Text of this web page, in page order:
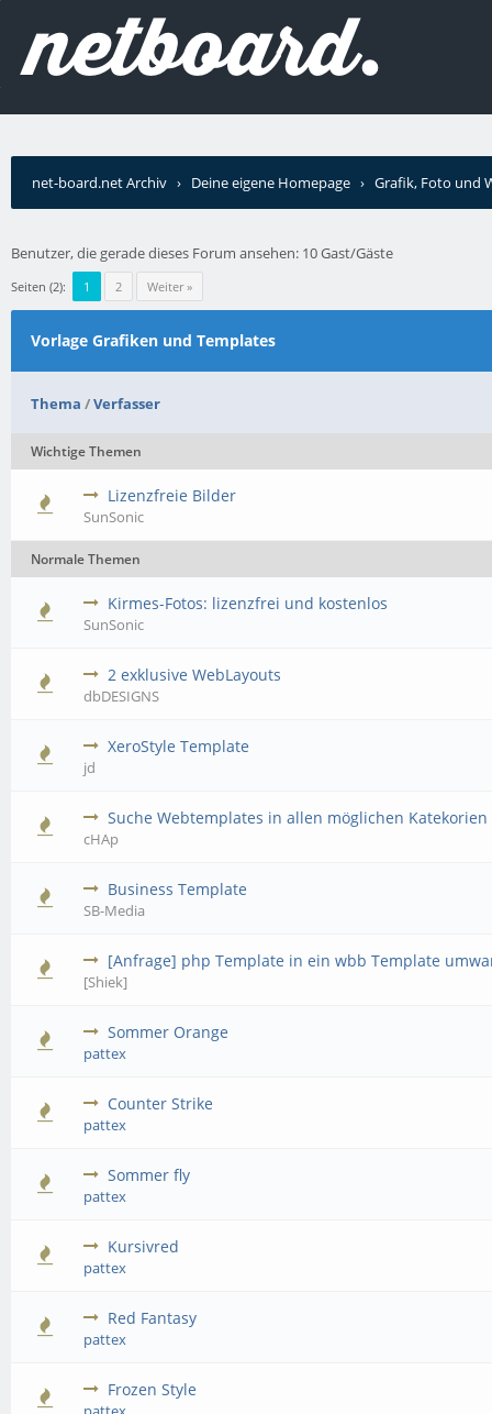
net-board.net Archiv › Deine eigene Homepage › Grafik, Foto und
Benutzer, die gerade dieses Forum ansehen: 10 Gast/Gäste
Seiten (2): 1 2 Weiter »
Vorlage Grafiken und Templates
Thema /Verfasser
Wichtige Themen
Lizenzfreie Bilder
SunSonic
Normale Themen
Kirmes-Fotos: lizenzfrei und kostenlos
SunSonic
2 exklusive WebLayouts
dbDESIGNS
XeroStyle Template
jd
Suche Webtemplates in allen möglichen Katekorien
cHAp
Business Template
SB-Media
[Anfrage] php Template in ein wbb Template
[Shiek]
Sommer Orange
pattex
Counter Strike
pattex
Sommer fly
pattex
Kursivred
pattex
Red Fantasy
pattex
Frozen Style